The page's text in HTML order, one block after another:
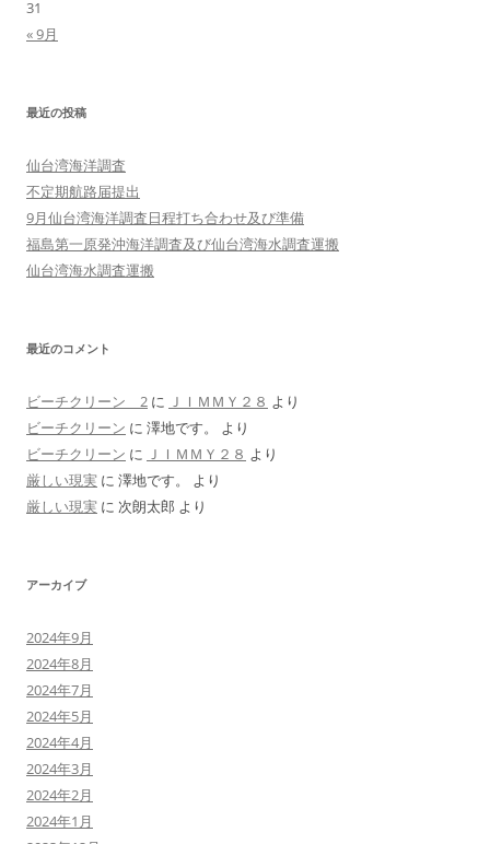
31
« 9月
最近の投稿
仙台湾海洋調査
不定期航路届提出
9月仙台湾海洋調査日程打ち合わせ及び準備
福島第一原発沖海洋調査及び仙台湾海水調査運搬
仙台湾海水調査運搬
最近のコメント
ビーチクリーン 2 に ＪＩＭＭＹ２８ より
ビーチクリーン に 澤地です。
より
ビーチクリーン に ＪＩＭＭＹ２８ より
厳しい現実 に 澤地です。
より
厳しい現実 に 次朗太郎 より
アーカイブ
2024年9月
2024年8月
2024年7月
2024年5月
2024年4月
2024年3月
2024年2月
2024年1月